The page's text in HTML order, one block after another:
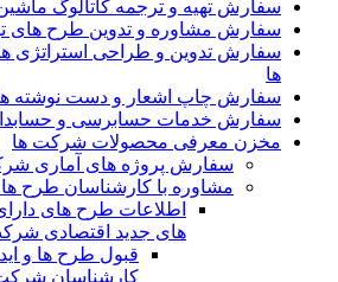
سفارش تهیه و ترجمه کاتالوگ
سفارش مشاوره و تدوین طرح های
سفارش تدوین و طراحی
ها
سفارش چاپ اشعار و دست نوشته
سفارش خدمات حسابرسی و
مخزن معرفی محصولات شرکت ها
سفارش پروژه های آماری
مشاوره با کارشناسان طرح
اطلاعات طرح های
های جدید اقتصادی
قبول طرح ها و
کارشناسان